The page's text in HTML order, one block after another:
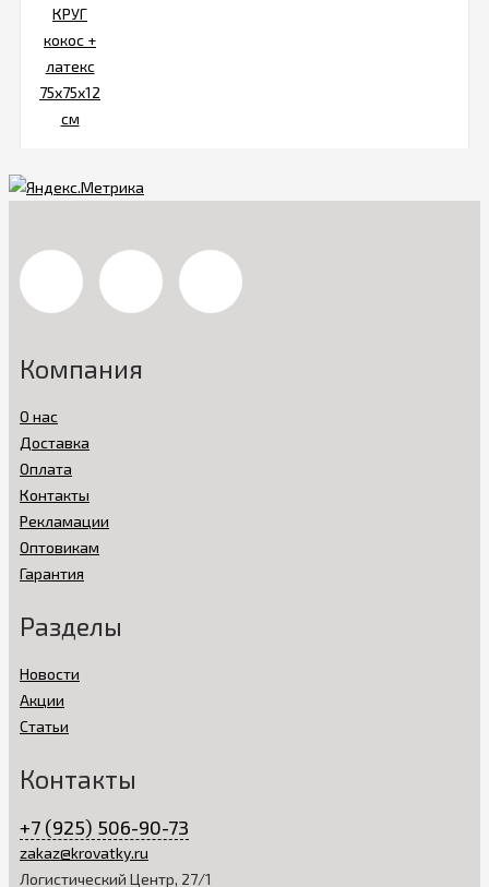
Компания
О нас
Доставка
Оплата
Контакты
Рекламации
Оптовикам
Гарантия
Разделы
Новости
Акции
Статьи
Контакты
+7 (925) 506-90-73
zakaz@krovatky.ru
Логистический Центр, 27/1